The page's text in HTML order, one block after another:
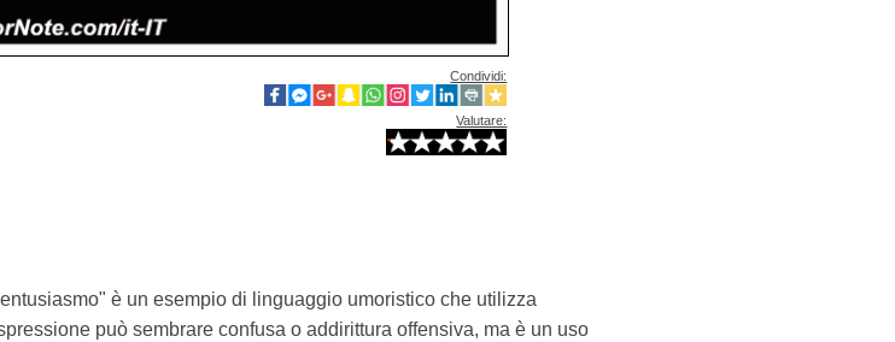
Condividi:
Valutare:
è un esempio di linguaggio umoristico che utilizza
può sembrare confusa o addirittura offensiva, ma è un uso